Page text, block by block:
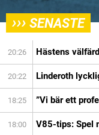
››› SENASTE
20:26 Hästens
20:22 Linderoth
18:25 ”Vi bär ett
18:00 V85-tips: Spel